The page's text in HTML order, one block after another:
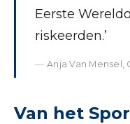
Eerste
riskeerden.’
Anja Van Mensel,
Van het